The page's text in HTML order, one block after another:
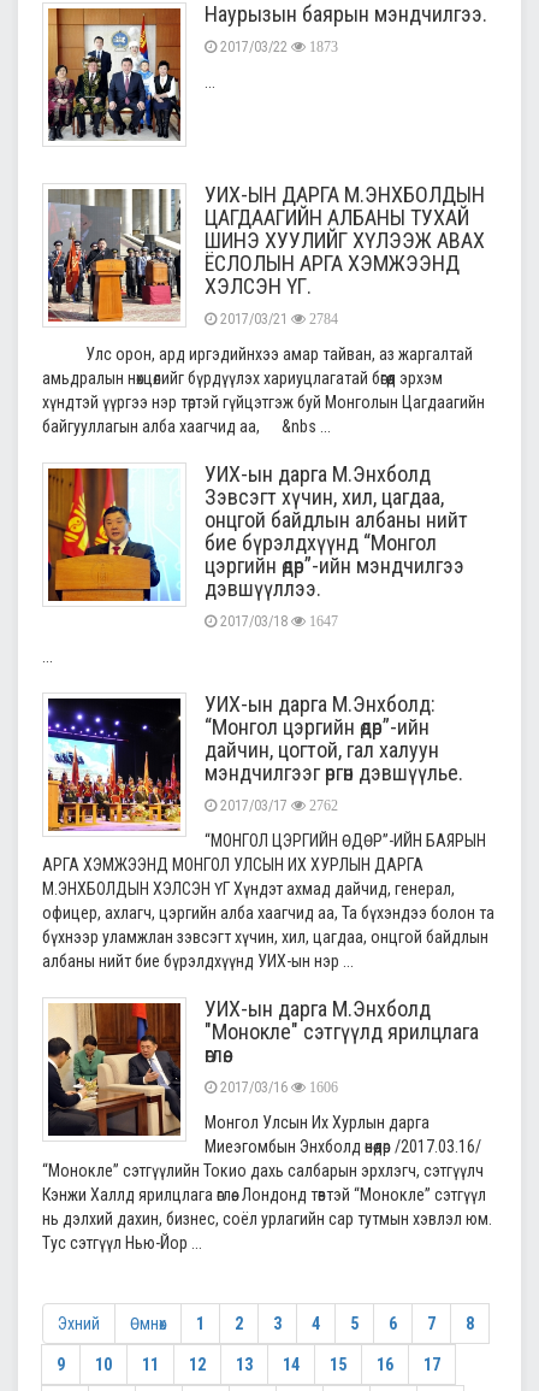
Наурызын баярын мэндчилгээ.
2017/03/22 1873
УИХ-ЫН ДАРГА М.ЭНХБОЛДЫН
ЦАГДААГИЙН АЛБАНЫ ТУХАЙ
ШИНЭ ХУУЛИЙГ ХҮЛЭЭЖ АВАХ
ЁСЛОЛЫН АРГА ХЭМЖЭЭНД
ХЭЛСЭН ҮГ.
2017/03/21 2784
Улс орон, ард иргэдийнхээ амар тайван, аз жаргалтай
амьдралын нөхцөлийг бүрдүүлэх хариуцлагатай бөгөөд эрхэм
хүндтэй үүргээ нэр төртэй гүйцэтгэж буй Монголын Цагдаагийн
байгууллагын алба хаагчид аа, &nbs ...
УИХ-ын дарга М.Энхболд
Зэвсэгт хүчин, хил, цагдаа,
онцгой байдлын албаны нийт
бие бүрэлдхүүнд “Монгол
цэргийн өдөр”-ийн мэндчилгээ
дэвшүүллээ.
2017/03/18 1647
УИХ-ын дарга М.Энхболд:
“Монгол цэргийн өдөр”-ийн
дайчин, цогтой, гал халуун
мэндчилгээг өргөн дэвшүүлье.
2017/03/17 2762
“МОНГОЛ ЦЭРГИЙН ӨДӨР”-ИЙН БАЯРЫН
АРГА ХЭМЖЭЭНД МОНГОЛ УЛСЫН ИХ ХУРЛЫН ДАРГА
М.ЭНХБОЛДЫН ХЭЛСЭН ҮГ Хүндэт ахмад дайчид, генерал,
офицер, ахлагч, цэргийн алба хаагчид аа, Та бүхэндээ болон та
бүхнээр уламжлан зэвсэгт хүчин, хил, цагдаа, онцгой байдлын
албаны нийт бие бүрэлдхүүнд УИХ-ын нэр ...
УИХ-ын дарга М.Энхболд
"Монокле" сэтгүүлд ярилцлага
өглөө.
2017/03/16 1606
Монгол Улсын Их Хурлын дарга
Миеэгомбын Энхболд өнөөдөр /2017.03.16/
“Монокле” сэтгүүлийн Токио дахь салбарын эрхлэгч, сэтгүүлч
Кэнжи Халлд ярилцлага өглөө. Лондонд төвтэй “Монокле” сэтгүүл
нь дэлхий дахин, бизнес, соёл урлагийн сар тутмын хэвлэл юм.
Тус сэтгүүл Нью-Йор ...
Эхний Өмнөх 1 2 3 4 5 6 7 8
9 10 11 12 13 14 15 16 17